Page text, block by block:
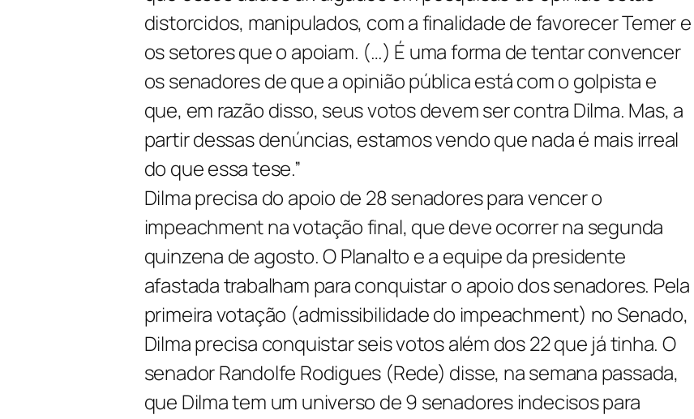
distorcidos, manipulados, com a finalidade de favorecer Temer e
os setores que o apoiam. (…) É uma forma de tentar convencer
os senadores de que a opinião pública está com o golpista e
que, em razão disso, seus votos devem ser contra Dilma. Mas, a
partir dessas denúncias, estamos vendo que nada é mais irreal
do que essa tese.”
Dilma precisa do apoio de 28 senadores para vencer o
impeachment na votação final, que deve ocorrer na segunda
quinzena de agosto. O Planalto e a equipe da presidente
afastada trabalham para conquistar o apoio dos senadores. Pela
primeira votação (admissibilidade do impeachment) no Senado,
Dilma precisa conquistar seis votos além dos 22 que já tinha. O
senador Randolfe Rodigues (Rede) disse, na semana passada,
que Dilma tem um universo de 9 senadores indecisos para